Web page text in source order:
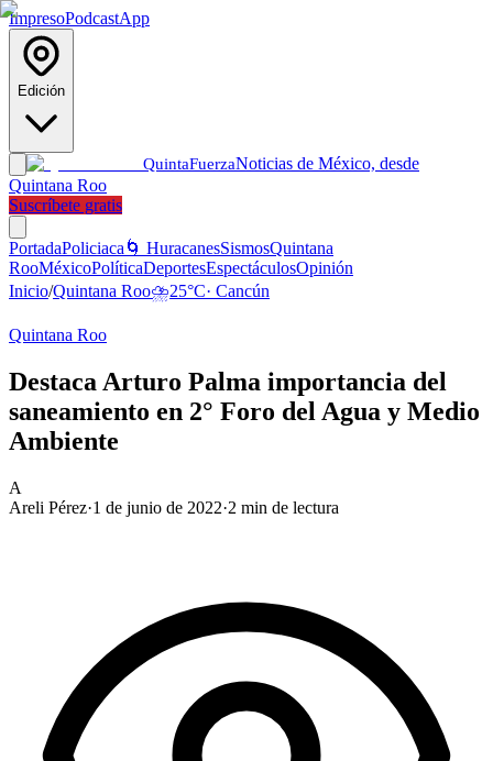
ImpresoPodcastApp
Edición
QuintaFuerzaNoticias de México, desde
Quintana Roo
Suscríbete gratis
PortadaPoliciaca 🌀 HuracanesSismosQuintana
RooMéxicoPolíticaDeportesEspectáculosOpinión
Inicio/Quintana Roo⛈️25°C· Cancún
Quintana Roo
Destaca Arturo Palma importancia del
saneamiento en 2° Foro del Agua y Medio
Ambiente
A
Areli Pérez·1 de junio de 2022·2 min de lectura